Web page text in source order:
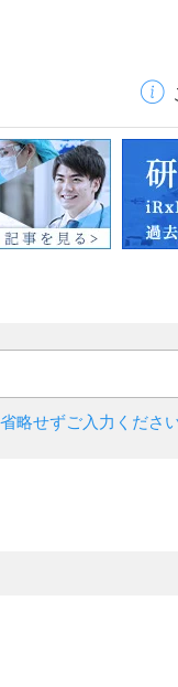
略せずご入力ください